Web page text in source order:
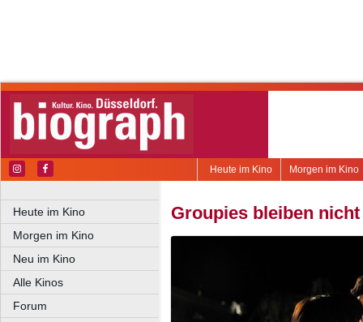
Morgen im Kino
Heute im Kino
Heute im Kino
Morgen im Kino
Neu im Kino
Alle Kinos
Forum
Groupies bleiben